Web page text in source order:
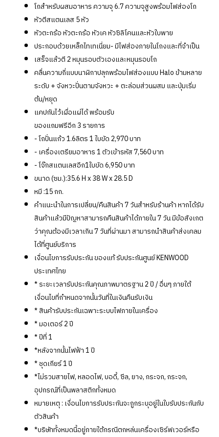
โถสำหรับผสมอาหาร ความจุ 6.7 ความจุสูงพร้อมไฟส่องโถ
หัวตีสแตนเลส 5 หัว
หัวตะกร้อ หัวตะกร้อ หัวเค หัวซิลิโคนและหัวใบพาย
ประกอบด้วยเหล็กไทเทเนี่ยม- มีไฟส่องภายในโถงและที่จำเป็น
เสร็จแล้วตี 2 หมุนรอบตัวเองและหมุนรอบโถ
คลื่นความถี่แบบนาฬิกาปลุกพร้อมไฟส่องแบบ Halo ข้ามหลาย
ระดับ + จังหวะปั่นตามจังหวะ + ตะล่อมส่วนผสม และปุ่มเริ่ม
ต้น/หยุด
แคปกันไว้เผื่อแผ่ได้ พร้อมรับ
ของแถมฟรีอีก 3 รายการ
- โถปั่นแก้ว 1.6ลิตร 1 ใบขัด 2,970 บาท
- เครื่องเตรียมอาหาร 1 ตัวเข้ารหัส 7,560 บาท
- โจ๊กสแตนเลสอีก1ใบขัด 6,950 บาท
ขนาด (ซม.):35.6 H x 38 W x 28.5 D
หมี :15 กก.
คำแนะนำในการเปลี่ยน/คืนสินค้า 7 วันสำหรับร้านค้า หากได้รับ
สินค้าแล้วมีปัญหาสามารถคืนสินค้าได้ภายใน 7 วัน มีข้อสังเกต
ว่าคุณต้องมีเวลาเกิน 7 วันที่ผ่านมา สามารถนำสินค้าส่งเคลม
ได้ที่ศูนย์บริการ
เงื่อนไขการรับประกัน ของแท้ รับประกันศูนย์ KENWOOD
ประเทศไทย
* ระยะเวลารับประกันคุณภาพมาตรฐาน 2 ปี / อื่นๆ ภายใต้
เงื่อนไขที่กำหนดจากนั้นวันที่ในเงินคืนรับเงิน
* สินค้ารับประกันเฉพาะระบบไฟภายในเครื่อง
* มอเตอร์ 2 ปี
* ปีที่ 1
*หลังจากนั้นไฟฟ้า 1 ปี
* ชุดเกียร์ 1 ปี
*ไม่รวมสายไฟ, หลอดไฟ, บอดี้, ซีล, ยาง, กระจก, กระจก,
อุปกรณ์ที่เป็นพลาสติกทั้งหมด
หมายเหตุ : เงื่อนไขการรับประกันจะถูกระบุอยู่ในใบรับประกันกับ
ตัวสินค้า
*บริษัททั้งหมดนี้อยู่ภายใต้กรณีตกหล่นเครื่องเซิร์ฟเวอร์หรือ